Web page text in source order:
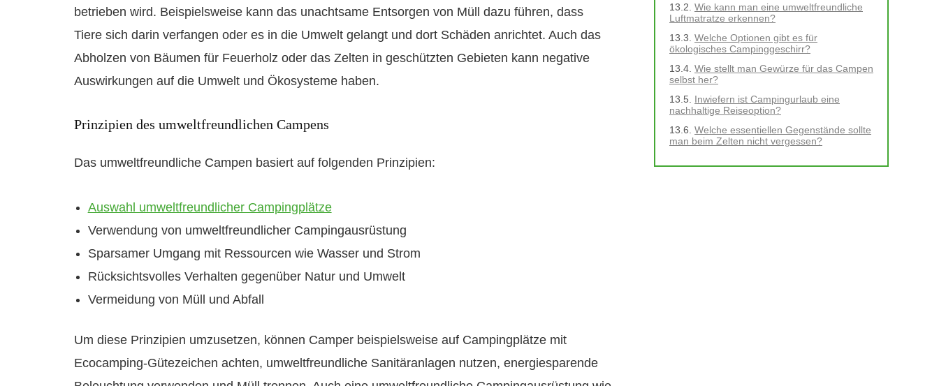
betrieben wird. Beispielsweise kann das unachtsame Entsorgen von Müll dazu führen, dass
Tiere sich darin verfangen oder es in die Umwelt gelangt und dort Schäden anrichtet. Auch das
Abholzen von Bäumen für Feuerholz oder das Zelten in geschützten Gebieten kann negative
Auswirkungen auf die Umwelt und Ökosysteme haben.
Prinzipien des umweltfreundlichen Campens
Das umweltfreundliche Campen basiert auf folgenden Prinzipien:
Auswahl umweltfreundlicher Campingplätze
Verwendung von umweltfreundlicher Campingausrüstung
Sparsamer Umgang mit Ressourcen wie Wasser und Strom
Rücksichtsvolles Verhalten gegenüber Natur und Umwelt
Vermeidung von Müll und Abfall
Um diese Prinzipien umzusetzen, können Camper beispielsweise auf Campingplätze mit
Ecocamping-Gütezeichen achten, umweltfreundliche Sanitäranlagen nutzen, energiesparende
Wie kann man eine umweltfreundliche
Luftmatratze erkennen?
Welche Optionen gibt es für
ökologisches Campinggeschirr?
Wie stellt man Gewürze für das Campen
selbst her?
Inwiefern ist Campingurlaub eine
nachhaltige Reiseoption?
Welche essentiellen Gegenstände sollte
man beim Zelten nicht vergessen?